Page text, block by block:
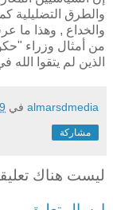
والطرق التضليلية
والخداع , وهذا ما
من أمثال وزراء
الذين لم يتقوا
almarsdmedia في
مشاركة
ليست هناك